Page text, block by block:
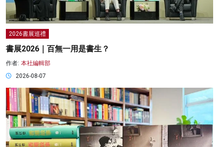
2026書展巡禮
書展2026｜百無一用是書生？
作者: 本社編輯部
2026-08-07